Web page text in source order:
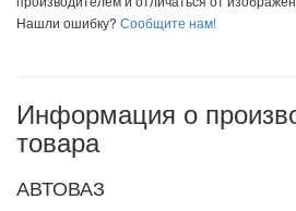
Нашли ошибку? Сообщите нам!
Информация о
товара
АВТОВАЗ